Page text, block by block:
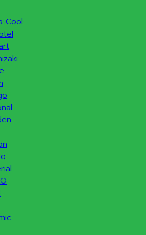
Cool